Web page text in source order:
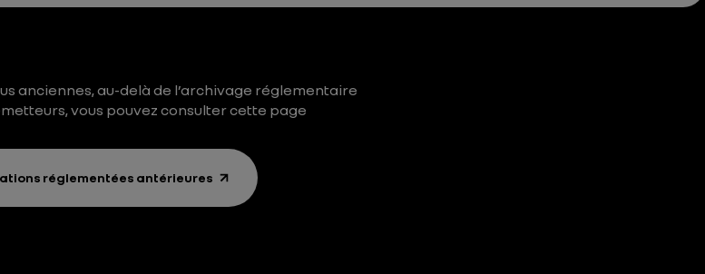
anciennes, au-delà de l’archivage réglementaire
vous pouvez consulter cette page
réglementées antérieures